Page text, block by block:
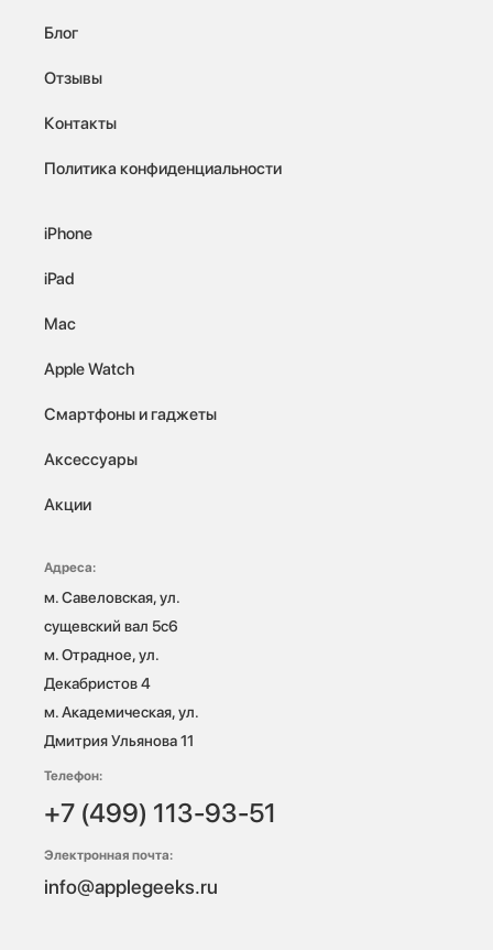
Блог
Отзывы
Контакты
Политика конфиденциальности
iPhone
iPad
Mac
Apple Watch
Смартфоны и гаджеты
Аксессуары
Акции
Адреса:
м. Савеловская, ул.
сущевский вал 5с6
м. Отрадное, ул.
Декабристов 4
м. Академическая, ул.
Дмитрия Ульянова 11
Телефон:
+7 (499) 113-93-51
Электронная почта:
info@applegeeks.ru